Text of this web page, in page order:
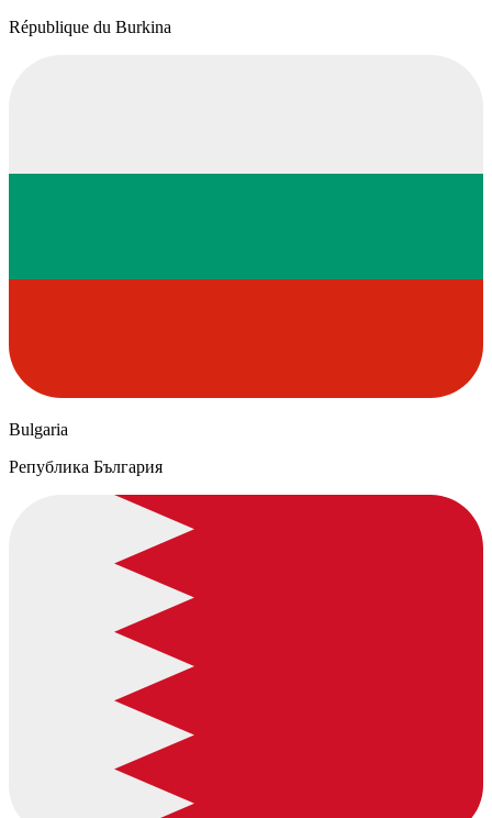
République du Burkina
Bulgaria
Република България